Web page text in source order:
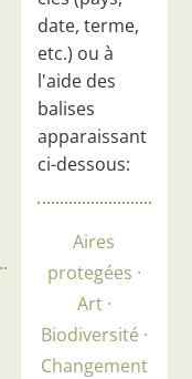
date, terme,
etc.) ou à
l'aide des
balises
apparaissant
ci-dessous:
Aires
protegées
Art
Biodiversité
Changement